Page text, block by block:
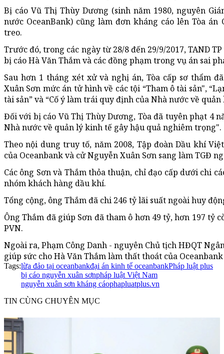
Bị cáo Vũ Thị Thùy Dương (sinh năm 1980, nguyên
nước OceanBank) cũng làm đơn kháng cáo lên Tòa
treo.
Trước đó, trong các ngày từ 28/8 đến 29/9/2017, TAND
bị cáo Hà Văn Thắm và các đồng phạm trong vụ án sai
Sau hơn 1 tháng xét xử và nghị án, Tòa cấp sơ thẩm
Xuân Sơn mức án tử hình về các tội “Tham ô tài sản",
tài sản” và “Cố ý làm trái quy định của Nhà nước về
Đối với bị cáo Vũ Thị Thùy Dương, Tòa đã tuyên phạt 4
Nhà nước về quản lý kinh tế gây hậu quả nghiêm trọng".
Theo nội dung truy tố, năm 2008, Tập đoàn Dầu khí
của Oceanbank và cử Nguyễn Xuân Sơn sang làm TGĐ
Các ông Sơn và Thắm thỏa thuận, chỉ đạo cấp dưới chi
nhóm khách hàng dầu khí.
Tổng cộng, ông Thắm đã chi 246 tỷ lãi suất ngoài huy
Ông Thắm đã giúp Sơn đã tham ô hơn 49 tỷ, hơn 197 tỷ
PVN.
Ngoài ra, Phạm Công Danh - nguyên Chủ tịch HĐQT
giúp sức cho Hà Văn Thắm làm thất thoát của
Tags:lừa đảo tại oceanbankđại án kinh tế oceanbankPháp luật plus
bị cáo nguyễn xuân sơnpháp luật Việt Nam
nguyễn xuân sơn kháng cáophapluatplus.vn
TIN CÙNG CHUYÊN MỤC